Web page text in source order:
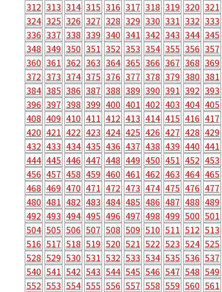
312 313 314 315 316 317 318 319 320 321
324 325 326 327 328 329 330 331 332 333
336 337 338 339 340 341 342 343 344 345
348 349 350 351 352 353 354 355 356 357
360 361 362 363 364 365 366 367 368 369
372 373 374 375 376 377 378 379 380 381
384 385 386 387 388 389 390 391 392 393
396 397 398 399 400 401 402 403 404 405
408 409 410 411 412 413 414 415 416 417
420 421 422 423 424 425 426 427 428 429
432 433 434 435 436 437 438 439 440 441
444 445 446 447 448 449 450 451 452 453
456 457 458 459 460 461 462 463 464 465
468 469 470 471 472 473 474 475 476 477
480 481 482 483 484 485 486 487 488 489
492 493 494 495 496 497 498 499 500 501
504 505 506 507 508 509 510 511 512 513
516 517 518 519 520 521 522 523 524 525
528 529 530 531 532 533 534 535 536 537
540 541 542 543 544 545 546 547 548 549
552 553 554 555 556 557 558 559 560 561